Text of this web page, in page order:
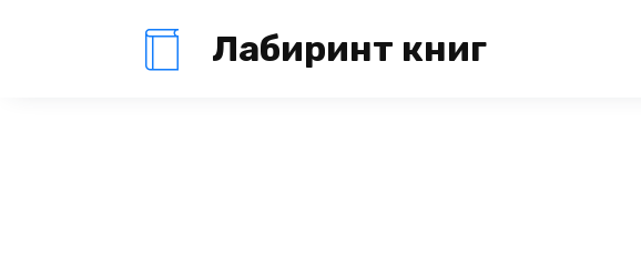
Лабиринт книг